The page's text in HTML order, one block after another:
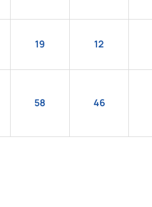
19 12
58 46